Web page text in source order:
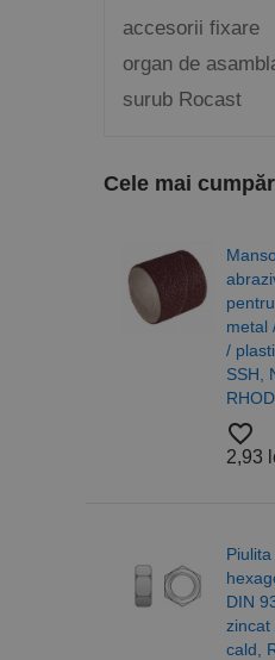
accesorii fixare
organ de
surub Rocast
Cele mai
pentru
metal
/
SSH,
favorite_border
2,93
Piulita
DIN
zincat
cald,